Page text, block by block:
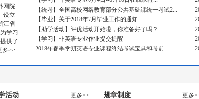
网院
设立
江省
学习
供了
多>>
【统考】全国高校网络教育部分公共基础课统一考试2...
【毕业】关于2018年7月毕业工作的通知
【助学活动】评优活动开始啦，你准备好了吗？
【学习】非英语专业作业提交提醒
2018年春季学期英语专业课程终结考试宝典和考前...
更多>>
活动 更多
规章制度